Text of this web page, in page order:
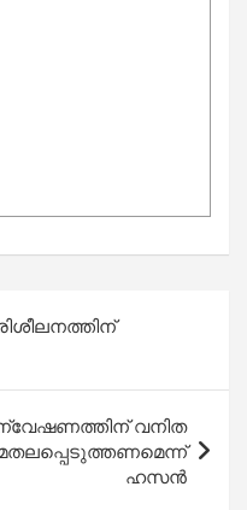
അന്വേഷണത്തിന് വനിത
ഹസന്‍